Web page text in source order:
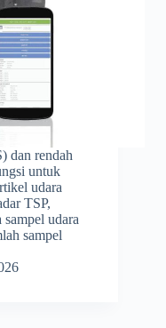
dan rendah
untuk
udara
TSP,
udara
sampel